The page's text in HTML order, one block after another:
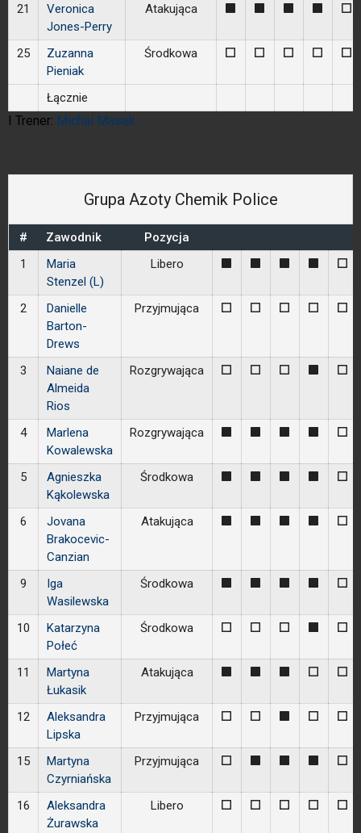
21
Veronica
Jones-Perry
Atakująca 0
25
Zuzanna
Pieniak
Środkowa 0 0 0 0 0
Łącznie
I Trener: Michal Masek
Grupa Azoty Chemik Police
# Zawodnik
Pozycja
1
Maria
Stenzel (L)
Libero 0
2
Danielle
Barton-
Drews
Przyjmująca 0 0 0 0 0
3
Naiane de
Almeida
Rios
Rozgrywająca 0 0 0 0
4
Marlena
Kowalewska
Rozgrywająca 0
5
Agnieszka
Kąkolewska
Środkowa 0
6
Jovana
Brakocevic-
Canzian
Atakująca 0
9
Iga
Wasilewska
Środkowa 0
10
Katarzyna
Połeć
Środkowa 0 0 0 0
11
Martyna
Łukasik
Atakująca 0 0
12
Aleksandra
Lipska
Przyjmująca 0 0 0 0
15
Martyna
Czyrniańska
Przyjmująca 0 0
16
Aleksandra
Żurawska
Libero 0 0 0 0 0